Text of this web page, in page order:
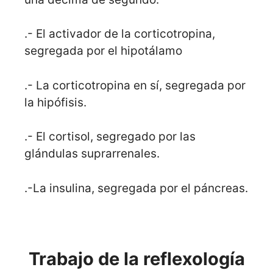
.- El activador de la corticotropina,
segregada por el hipotálamo
.- La corticotropina en sí, segregada por
la hipófisis.
.- El cortisol, segregado por las
glándulas suprarrenales.
.-La insulina, segregada por el páncreas.
Trabajo de la reflexología